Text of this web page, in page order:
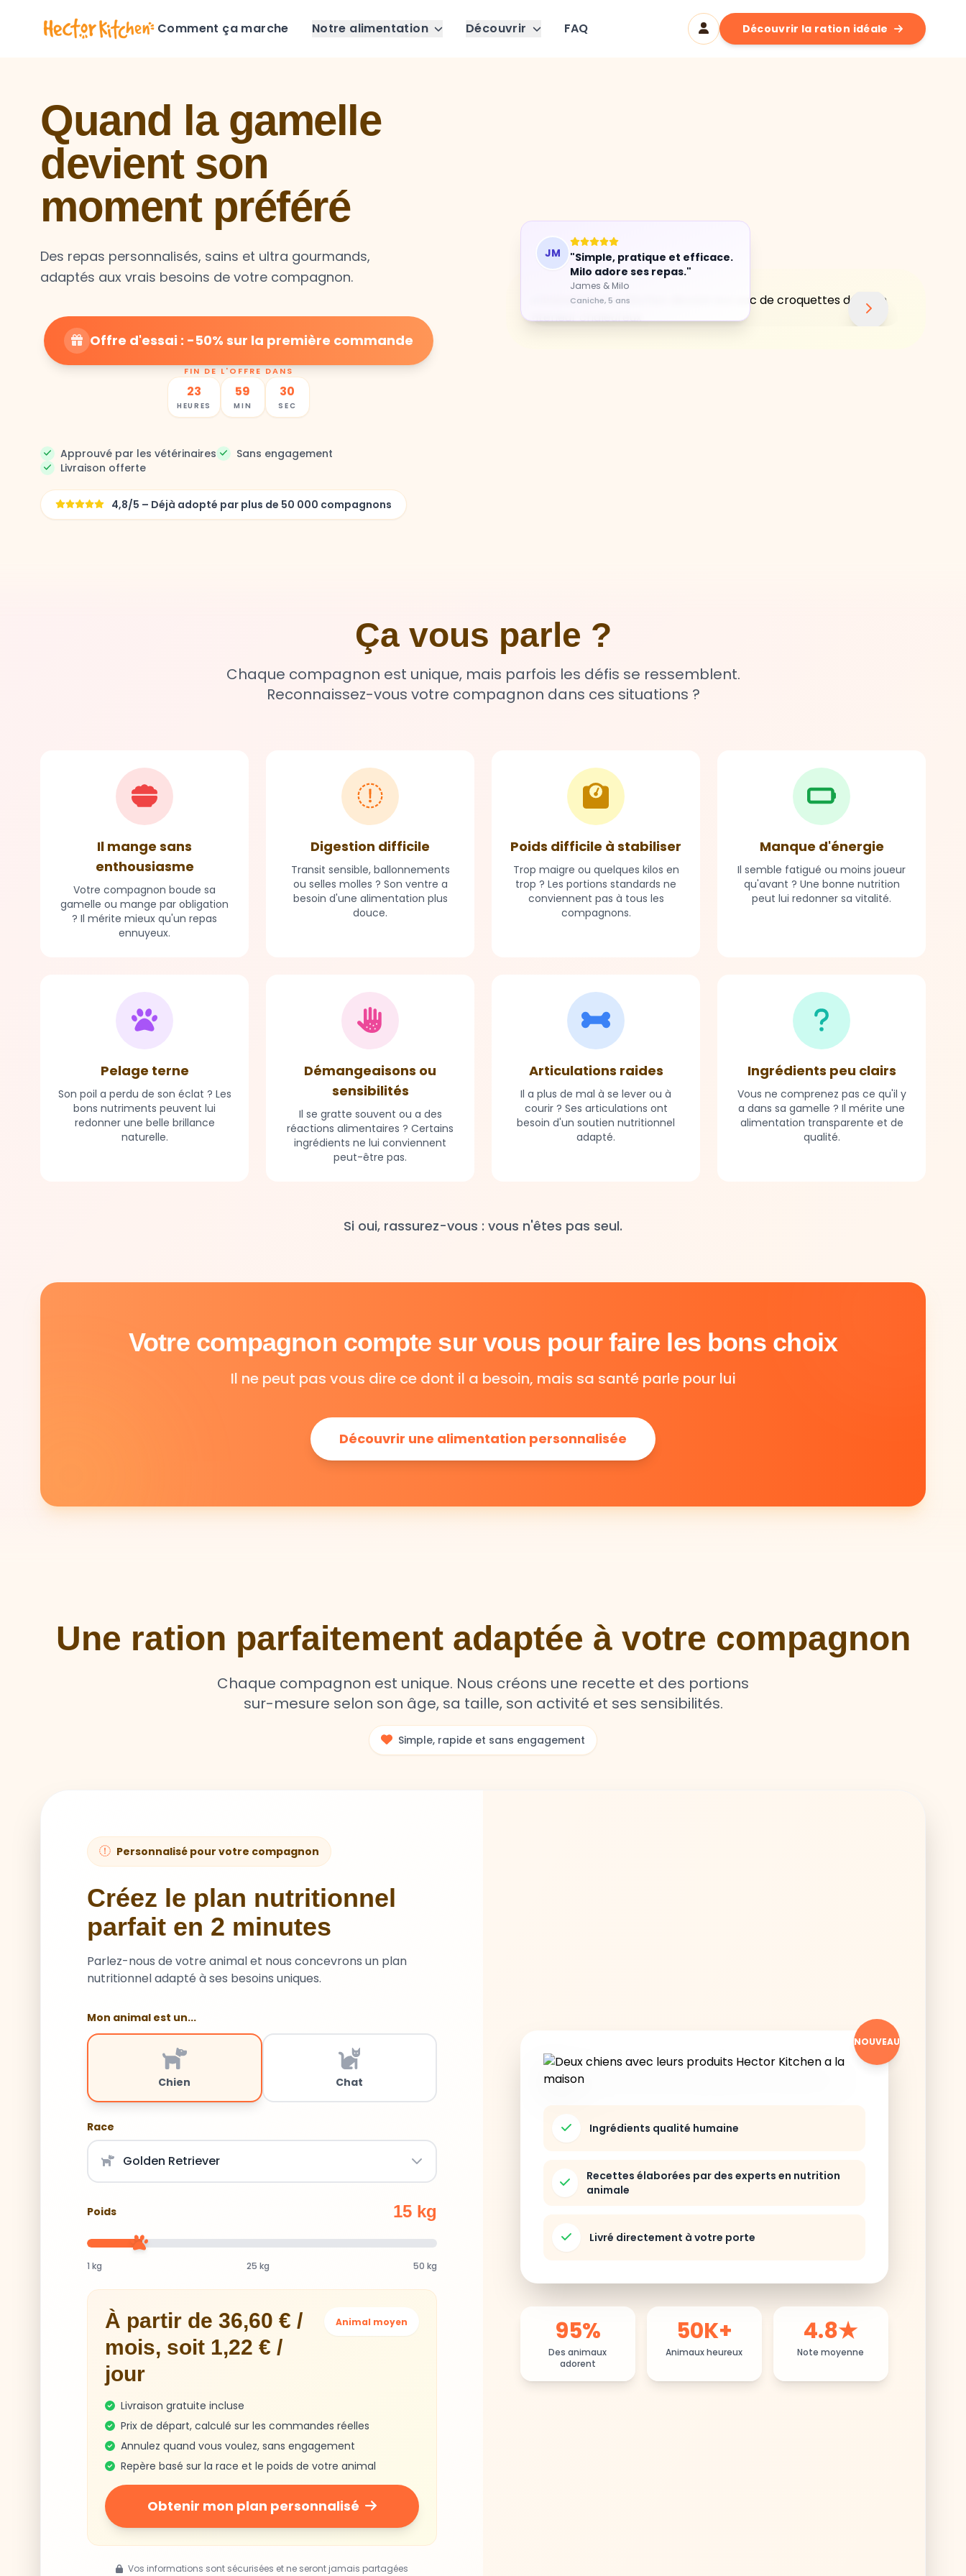
Comment ça marche Notre alimentation Découvrir FAQ Découvrir la ration idéale
Quand la gamelle
devient son
moment préféré
Des repas personnalisés, sains et ultra gourmands,
adaptés aux vrais besoins de votre compagnon.
Offre d'essai : -50% sur la première commande
FIN DE L'OFFRE DANS
23
HEURES
59
MIN
28
SEC
Approuvé par les vétérinaires
Sans engagement
Livraison offerte
4,8/5 – Déjà adopté par plus de 50 000 compagnons
JM
"Simple, pratique et efficace.
Milo adore ses repas."
James & Milo
Caniche, 5 ans
Ça vous parle ?
Chaque compagnon est unique, mais parfois les défis se ressemblent.
Reconnaissez-vous votre compagnon dans ces situations ?
Il mange sans
enthousiasme
Votre compagnon boude sa
gamelle ou mange par obligation
? Il mérite mieux qu'un repas
ennuyeux.
Digestion difficile
Transit sensible, ballonnements
ou selles molles ? Son ventre a
besoin d'une alimentation plus
douce.
Poids difficile à stabiliser
Trop maigre ou quelques kilos en
trop ? Les portions standards ne
conviennent pas à tous les
compagnons.
Manque d'énergie
Il semble fatigué ou moins joueur
qu'avant ? Une bonne nutrition
peut lui redonner sa vitalité.
Pelage terne
Son poil a perdu de son éclat ? Les
bons nutriments peuvent lui
redonner une belle brillance
naturelle.
Démangeaisons ou
sensibilités
Il se gratte souvent ou a des
réactions alimentaires ? Certains
ingrédients ne lui conviennent
peut-être pas.
Articulations raides
Il a plus de mal à se lever ou à
courir ? Ses articulations ont
besoin d'un soutien nutritionnel
adapté.
Ingrédients peu clairs
Vous ne comprenez pas ce qu'il y
a dans sa gamelle ? Il mérite une
alimentation transparente et de
qualité.
Si oui, rassurez-vous : vous n'êtes pas seul.
Votre compagnon compte sur vous pour faire les bons choix
Il ne peut pas vous dire ce dont il a besoin, mais sa santé parle pour lui
Découvrir une alimentation personnalisée
Une ration parfaitement adaptée à votre compagnon
Chaque compagnon est unique. Nous créons une recette et des portions
sur-mesure selon son âge, sa taille, son activité et ses sensibilités.
Simple, rapide et sans engagement
Personnalisé pour votre compagnon
Créez le plan nutritionnel
parfait en 2 minutes
Parlez-nous de votre animal et nous concevrons un plan
nutritionnel adapté à ses besoins uniques.
Mon animal est un...
Chien Chat
Race
Poids 15 kg
1 kg 25 kg 50 kg
À partir de 36,60 € /
mois, soit 1,22 € /
jour
Animal moyen
Livraison gratuite incluse
Prix de départ, calculé sur les commandes réelles
Annulez quand vous voulez, sans engagement
Repère basé sur la race et le poids de votre animal
Obtenir mon plan personnalisé
Vos informations sont sécurisées et ne seront jamais partagées
NOUVEAU
Ingrédients qualité humaine
Recettes élaborées par des experts en nutrition
animale
Livré directement à votre porte
95%
Des animaux
adorent
50K+
Animaux heureux
4.8★
Note moyenne